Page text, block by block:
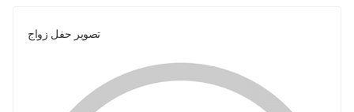
تصوير حفل زواج